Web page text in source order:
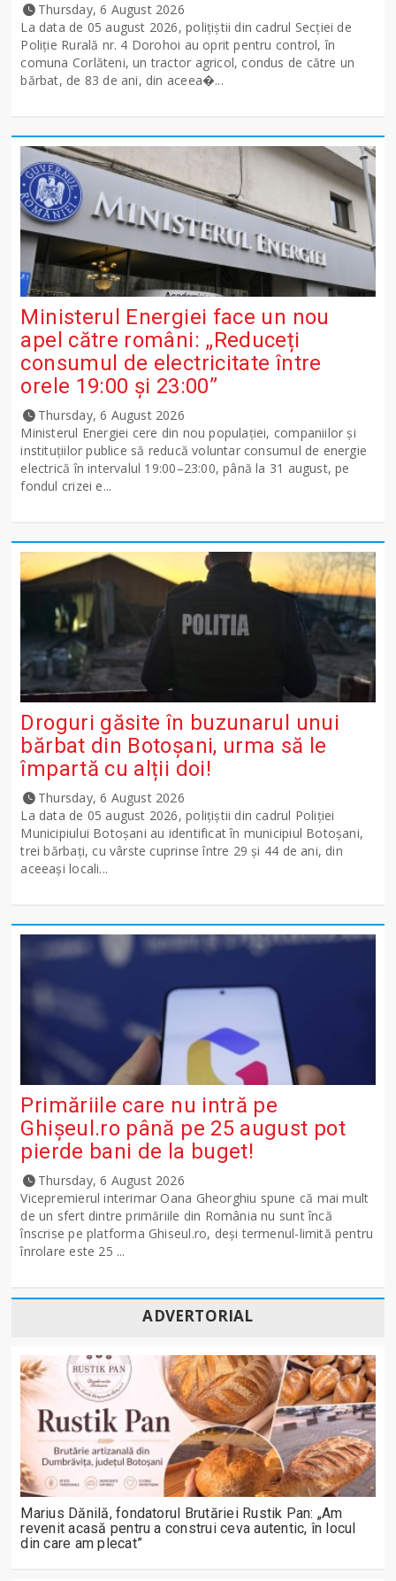
Thursday, 6 August 2026
La data de 05 august 2026, polițiștii din cadrul Secției de
Poliție Rurală nr. 4 Dorohoi au oprit pentru control, în
comuna Corlăteni, un tractor agricol, condus de către un
bărbat, de 83 de ani, din aceea�...
Ministerul Energiei face un nou
apel către români: „Reduceți
consumul de electricitate între
orele 19:00 și 23:00”
Thursday, 6 August 2026
Ministerul Energiei cere din nou populației, companiilor și
instituțiilor publice să reducă voluntar consumul de energie
electrică în intervalul 19:00–23:00, până la 31 august, pe
fondul crizei e...
Droguri găsite în buzunarul unui
bărbat din Botoșani, urma să le
împartă cu alții doi!
Thursday, 6 August 2026
La data de 05 august 2026, polițiștii din cadrul Poliției
Municipiului Botoșani au identificat în municipiul Botoșani,
trei bărbați, cu vârste cuprinse între 29 și 44 de ani, din
aceeași locali...
Primăriile care nu intră pe
Ghişeul.ro până pe 25 august pot
pierde bani de la buget!
Thursday, 6 August 2026
Vicepremierul interimar Oana Gheorghiu spune că mai mult
de un sfert dintre primăriile din România nu sunt încă
înscrise pe platforma Ghiseul.ro, deși termenul-limită pentru
înrolare este 25 ...
ADVERTORIAL
Marius Dănilă, fondatorul Brutăriei Rustik Pan: „Am
revenit acasă pentru a construi ceva autentic, în locul
din care am plecat”